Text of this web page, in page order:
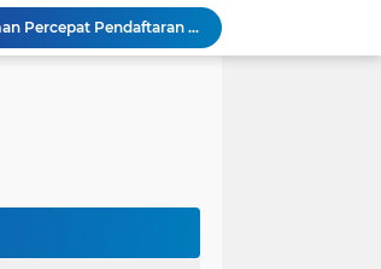
SEPEDA TANTE, Inovasi Digital Pemko Pariaman Percepat Pendaftaran Tanda Tangan Elektronik
Tingkatkan Mutu Pelayanan, Pemko Pariaman Gandeng RSUP Dr. M. Djamil Padang
Pemkot Pariaman Mulai Pusdiklat Paskibraka 2026, Wali Kota Tekankan Pentingnya Disiplin